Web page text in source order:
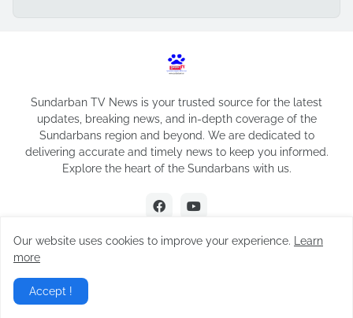
Sundarban TV News is your trusted source for the latest
updates, breaking news, and in-depth coverage of the
Sundarbans region and beyond. We are dedicated to
delivering accurate and timely news to keep you informed.
Explore the heart of the Sundarbans with us.
Home
About
Our website uses cookies to improve your experience.
Learn
more
Accept !